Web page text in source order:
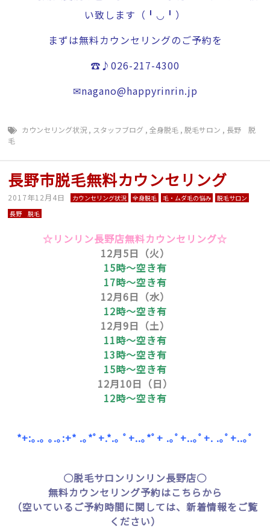
い致します（╹◡╹）
まずは無料カウンセリングのご予約を
☎♪026-217-4300
✉nagano@happyrinrin.jp
カウンセリング状況 , スタッフブログ ,全身脱毛 ,脱毛サロン , 長野 脱
毛
長野市脱毛無料カウンセリング
2017年12月4日 カウンセリング状況 全身脱毛 毛・ムダ毛の悩み
脱毛サロン
長野 脱毛
☆リンリン長野店無料カウンセリング☆
12月5日（火）
15時～空き有
17時～空き有
12月6日（水）
12時～空き有
12月9日（土）
11時～空き有
13時～空き有
15時～空き有
12月10日（日）
12時～空き有
*+:｡.｡ ｡.｡:+* .｡*ﾟ+.*.｡ ﾟ+..｡*ﾟ+ .｡ﾟ+..｡ﾟ+. .｡ﾟ+..｡ﾟ
○脱毛サロンリンリン長野店○
無料カウンセリング予約はこちらから
（空いているご予約時間に関しては、新着情報をご覧
ください）